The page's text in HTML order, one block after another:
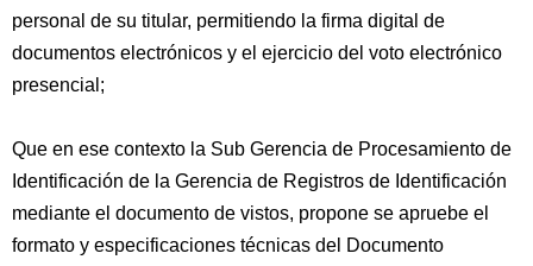
personal de su titular, permitiendo la firma digital de
documentos electrónicos y el ejercicio del voto electrónico
presencial;
Que en ese contexto la Sub Gerencia de Procesamiento de
Identificación de la Gerencia de Registros de Identificación
mediante el documento de vistos, propone se apruebe el
formato y especificaciones técnicas del Documento